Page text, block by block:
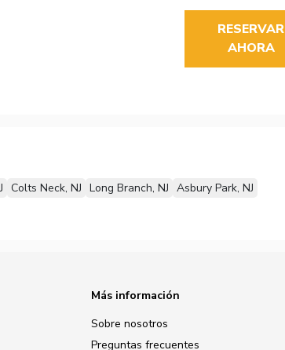
RESERVAR
AHORA
Colts Neck, NJ Long Branch, NJ Asbury Park, NJ
Más información
Sobre nosotros
Preguntas frecuentes